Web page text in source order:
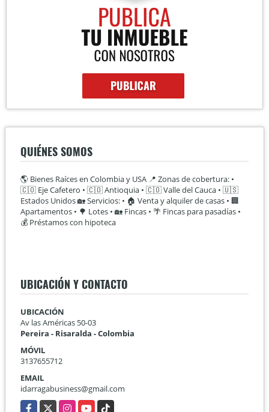
QUIÉNES SOMOS
🌎 Bienes Raíces en Colombia y USA 📍 Zonas de cobertura: •
🇨🇴 Eje Cafetero • 🇨🇴 Antioquia • 🇨🇴 Valle del Cauca • 🇺🇸
Estados Unidos 🏡 Servicios: • 🏠 Venta y alquiler de casas • 🏢
Apartamentos • 🌳 Lotes • 🏡 Fincas • 🌴 Fincas para pasadías •
💰 Préstamos con hipoteca
UBICACIÓN Y CONTACTO
UBICACIÓN
Av las Américas 50-03
Pereira - Risaralda - Colombia
MÓVIL
3137655712
EMAIL
idarragabusiness@gmail.com
Facebook
X InstagramYouTubeTikTok